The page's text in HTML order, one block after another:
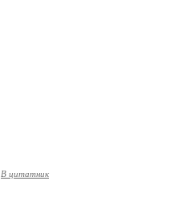
В цитатник